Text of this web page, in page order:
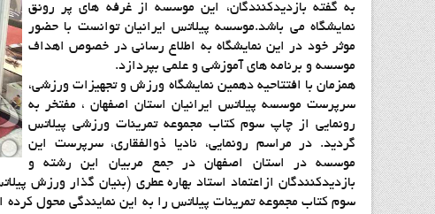
به گفته بازدیدکنندگان، این موسسه از غرفه های پر رونق
نمایشگاه می باشد.موسسه پیلاتس ایرانیان توانست با حضور
موثر خود در این نمایشگاه به اطلاع رسانی در خصوص اهداف
موسسه و برنامه های آموزشی و علمی بپردازد.
همزمان با افتتاحیه دهمین نمایشگاه ورزش و تجهیزات ورزشی،
سرپرست موسسه پیلاتس ایرانیان استان اصفهان ، مفتخر به
رونمایی از چاپ سوم کتاب مجموعه تمرینات ورزشی پیلاتس
گردید. در مراسم رونمایی، نادیا ذوالفقاری، سرپرست این
موسسه در استان اصفهان در جمع مربیان این رشته و
بازدیدکنندگان ازاعتماد استاد بهاره عطری (بنیان گذار ورزش
سوم کتاب مجموعه تمرینات پیلاتس را به این نمایندگی محول کرده